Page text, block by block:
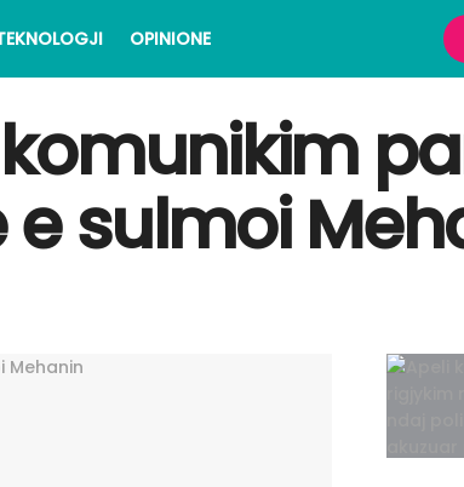
OPINIONE
komunikim
sulmoi